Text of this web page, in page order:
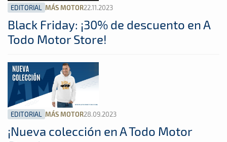
EDITORIAL MÁS MOTOR22.11.2023
Black Friday: ¡30% de descuento en A
Todo Motor Store!
EDITORIAL MÁS MOTOR28.09.2023
¡Nueva colección en A Todo Motor